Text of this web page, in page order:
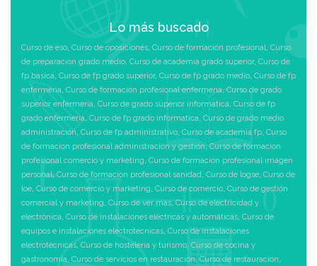
Lo más buscado
Curso de eso, Curso de oposiciones, Curso de formación profesional, Curso
de preparacion grado medio, Curso de academia grado superior, Curso de
fp basica, Curso de fp grado superior, Curso de fp grado medio, Curso de fp
enfermeria, Curso de formación profesional enfermeria,Curso de grado
superior enfermeria, Curso de grado superior informatica, Curso de fp
grado enfermeria, Curso de fp grado informatica, Curso de grado medio
administración, Curso de fp administrativo, Curso de academia fp, Curso
de formacion profesional administración y gestión,Curso de formacion
profesional comercio y marketing, Curso de formacion profesional imagen
personal,Curso de formacion profesional sanidad, Curso de logse, Curso de
loe, Curso de comercio y marketing, Curso de comercio, Curso de gestión
comercial y marketing, Curso de ver más,Curso de electricidad y
electrónica, Curso de instalaciones eléctricas y automáticas, Curso de
equipos e instalaciones electrotécnicas, Curso de instalaciones
electrotécnicas, Curso de hostelería y turismo, Curso de cocina y
gastronomía, Curso de servicios en restauración, Curso de restauración,